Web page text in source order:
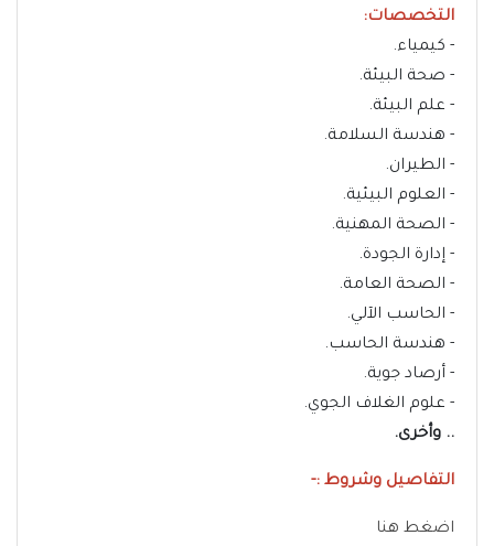
التخصصات:
- كيمياء.
- صحة البيئة.
- علم البيئة.
- هندسة السلامة.
- الطيران.
- العلوم البيئية.
- الصحة المهنية.
- إدارة الجودة.
- الصحة العامة.
- الحاسب الآلي.
- هندسة الحاسب.
- أرصاد جوية.
- علوم الغلاف الجوي.
.. وأخرى.
التفاصيل وشروط :-
اضغط هنا